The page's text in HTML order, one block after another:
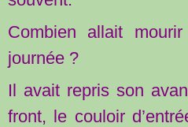
Combien allait
journée ?
Il avait repris son
front, le couloir